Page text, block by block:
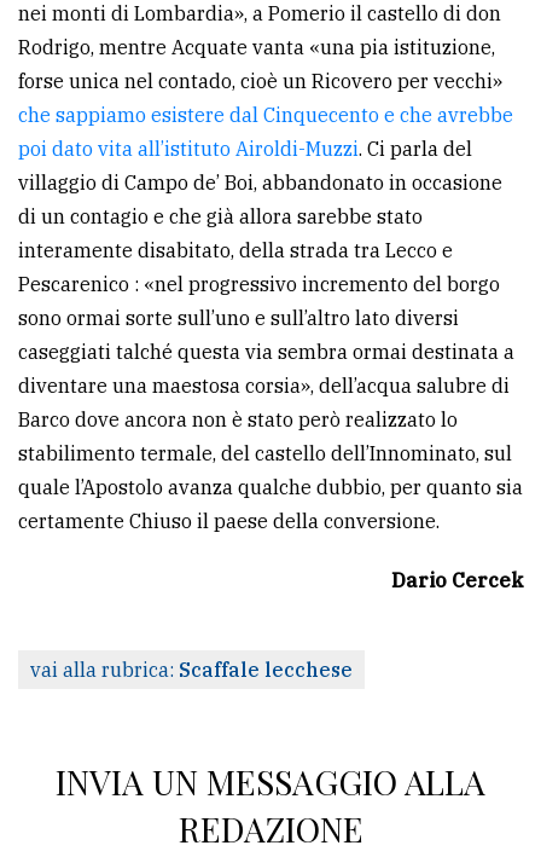
nei monti di Lombardia», a Pomerio il castello di don
Rodrigo, mentre Acquate vanta «una pia istituzione,
forse unica nel contado, cioè un Ricovero per vecchi»
che sappiamo esistere dal Cinquecento e che avrebbe
poi dato vita all’istituto Airoldi-Muzzi. Ci parla del
villaggio di Campo de’ Boi, abbandonato in occasione
di un contagio e che già allora sarebbe stato
interamente disabitato, della strada tra Lecco e
Pescarenico : «nel progressivo incremento del borgo
sono ormai sorte sull’uno e sull’altro lato diversi
caseggiati talché questa via sembra ormai destinata a
diventare una maestosa corsia», dell’acqua salubre di
Barco dove ancora non è stato però realizzato lo
stabilimento termale, del castello dell’Innominato, sul
quale l’Apostolo avanza qualche dubbio, per quanto sia
certamente Chiuso il paese della conversione.
Dario Cercek
vai alla rubrica: Scaffale lecchese
INVIA UN MESSAGGIO ALLA
REDAZIONE